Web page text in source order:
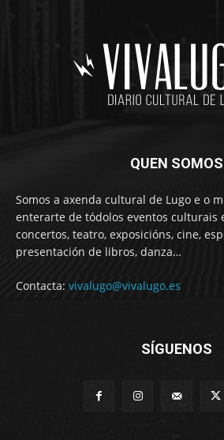
QUEN SOMOS
Somos a axenda cultural de Lugo e o
enterarte de tódolos eventos culturais
concertos, teatro, exposicións, cine,
presentación de libros, danza…
Contacta: vivalugo@vivalugo.es
SÍGUENOS